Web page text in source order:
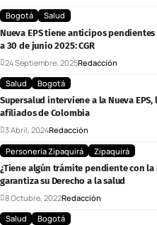
Bogotá
Salud
Nueva EPS tiene anticipos
a 30 de junio 2025: CGR
24 Septiembre, 2025Redacción
Salud
Bogotá
Supersalud interviene a la Nueva
afiliados de Colombia
3 Abril, 2024Redacción
Personería Zipaquirá
Zipaquirá
¿Tiene algún trámite pendiente con la
garantiza su Derecho a la salud
8 Octubre, 2022Redacción
Salud
Bogotá